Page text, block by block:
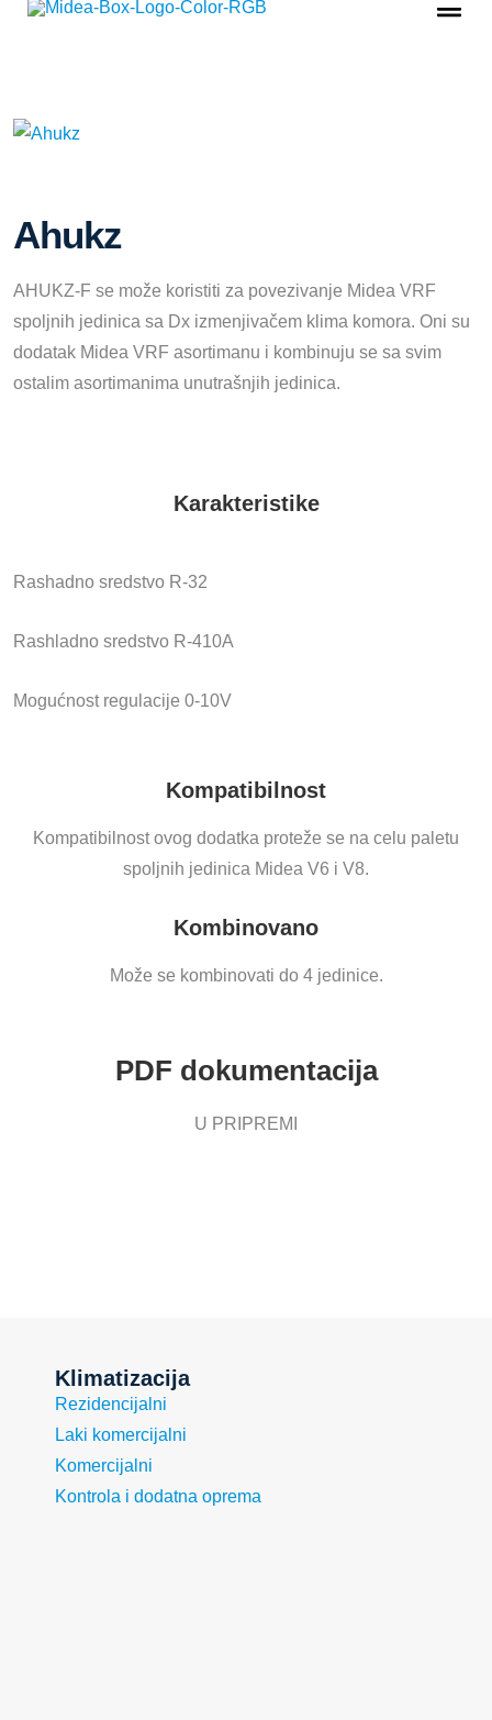
Ahukz
AHUKZ-F se može koristiti za povezivanje Midea VRF
spoljnih jedinica sa Dx izmenjivačem klima komora. Oni su
dodatak Midea VRF asortimanu i kombinuju se sa svim
ostalim asortimanima unutrašnjih jedinica.
Karakteristike
Rashadno sredstvo R-32
Rashladno sredstvo R-410A
Mogućnost regulacije 0-10V
Kompatibilnost
Kompatibilnost ovog dodatka proteže se na celu paletu
spoljnih jedinica Midea V6 i V8.
Kombinovano
Može se kombinovati do 4 jedinice.
PDF dokumentacija
U PRIPREMI
Klimatizacija
Rezidencijalni
Laki komercijalni
Komercijalni
Kontrola i dodatna oprema